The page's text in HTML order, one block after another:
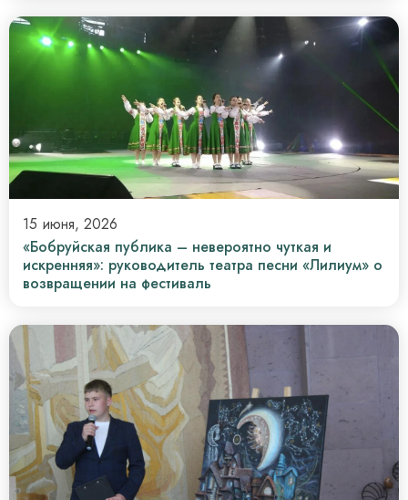
15 июня, 2026
«Бобруйская публика – невероятно чуткая и
искренняя»: руководитель театра песни «Лилиум» о
возвращении на фестиваль